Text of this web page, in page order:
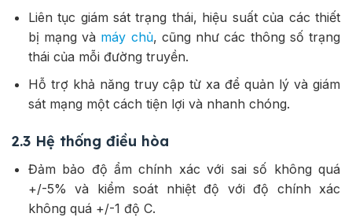
Liên tục giám sát trạng thái, hiệu suất của các thiết
bị mạng và máy chủ, cũng như các thông số trạng
thái của mỗi đường truyền.
Hỗ trợ khả năng truy cập từ xa để quản lý và giám
sát mạng một cách tiện lợi và nhanh chóng.
2.3 Hệ thống điều hòa
Đảm bảo độ ẩm chính xác với sai số không quá
+/-5% và kiểm soát nhiệt độ với độ chính xác
không quá +/-1 độ C.